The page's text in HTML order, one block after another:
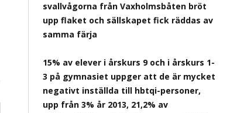
svallvågorna från Vaxholmsbåten bröt
upp flaket och sällskapet fick räddas av
samma färja
15% av elever i årskurs 9 och i årskurs 1-
3 på gymnasiet uppger att de är mycket
negativt inställda till hbtqi-personer,
upp från 3% år 2013, 21,2% av